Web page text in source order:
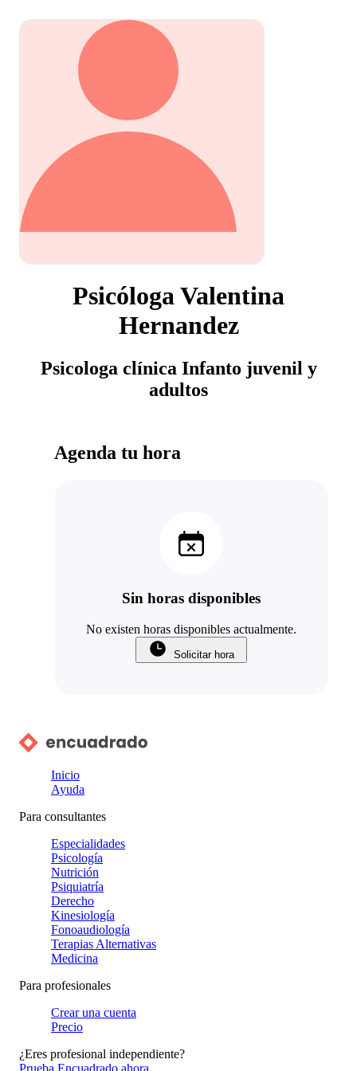
Psicóloga Valentina
Hernandez
Psicologa clínica Infanto juvenil y
adultos
Agenda tu hora
Sin horas disponibles
No existen horas disponibles actualmente.
Solicitar hora
Inicio
Ayuda
Para consultantes
Especialidades
Psicología
Nutrición
Psiquiatría
Derecho
Kinesiología
Fonoaudiología
Terapias Alternativas
Medicina
Para profesionales
Crear una cuenta
Precio
¿Eres profesional independiente?